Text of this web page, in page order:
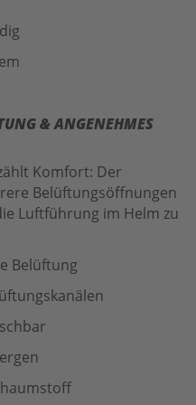
& ANGENEHMES
Komfort: Der
Belüftungsöffnungen
Luftführung im Helm zu
Belüftung